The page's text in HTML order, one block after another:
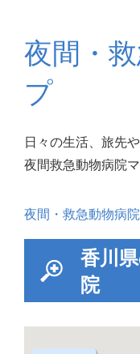
夜間・
プ
日々の生活、旅先
夜間救急動物病院マ
夜間・救急動物病
香川
院